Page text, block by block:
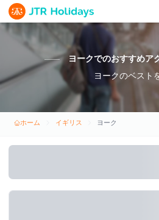
ヨークでのおすすめア
ヨークのベスト
ホーム イギリス ヨーク